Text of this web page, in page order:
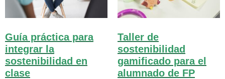
Guía práctica para
integrar la
sostenibilidad en
clase
Taller de
sostenibilidad
gamificado para el
alumnado de FP